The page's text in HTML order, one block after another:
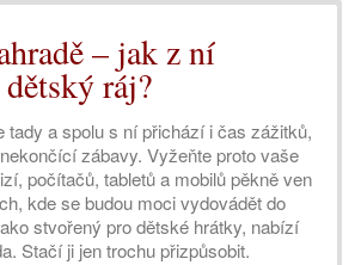
– jak z ní
ráj?
tady a spolu s ní přichází i čas zážitků,
zábavy. Vyžeňte proto vaše
počítačů, tabletů a mobilů pěkně ven
kde se budou moci vydovádět do
stvořený pro dětské hrátky, nabízí
Stačí ji jen trochu přizpůsobit.